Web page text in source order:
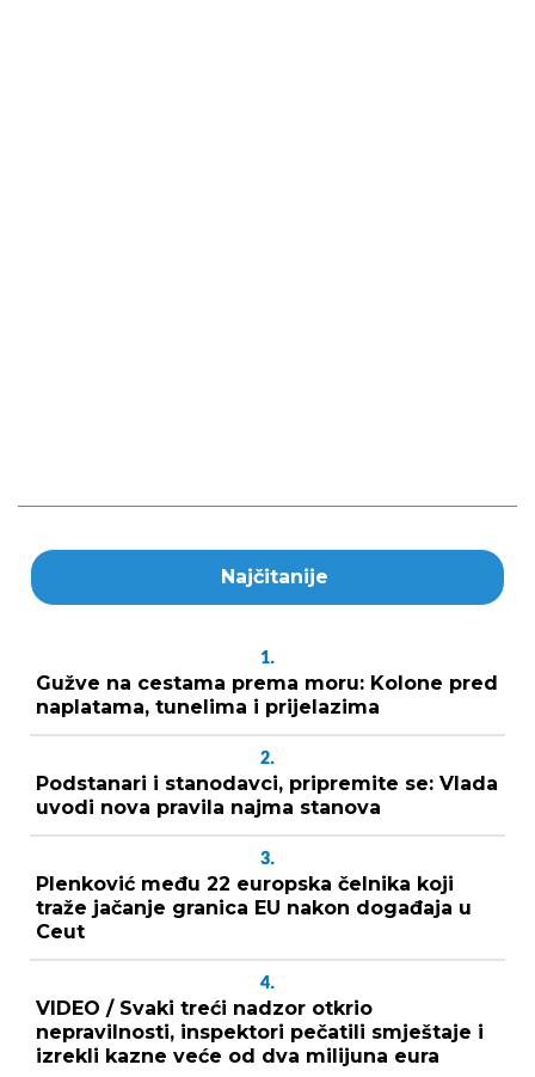
Najčitanije
1.
Gužve na cestama prema moru: Kolone pred
naplatama, tunelima i prijelazima
2.
Podstanari i stanodavci, pripremite se: Vlada
uvodi nova pravila najma stanova
3.
Plenković među 22 europska čelnika koji
traže jačanje granica EU nakon događaja u
Ceut
4.
VIDEO / Svaki treći nadzor otkrio
nepravilnosti, inspektori pečatili smještaje i
izrekli kazne veće od dva milijuna eura